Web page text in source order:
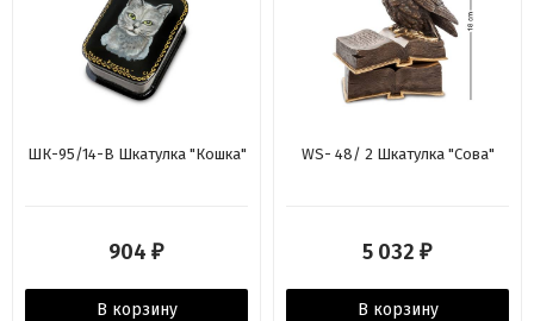
ШК-95/14-B Шкатулка "Кошка"
904 ₽
В корзину
WS- 48/ 2 Шкатулка "Сова"
5 032 ₽
В корзину